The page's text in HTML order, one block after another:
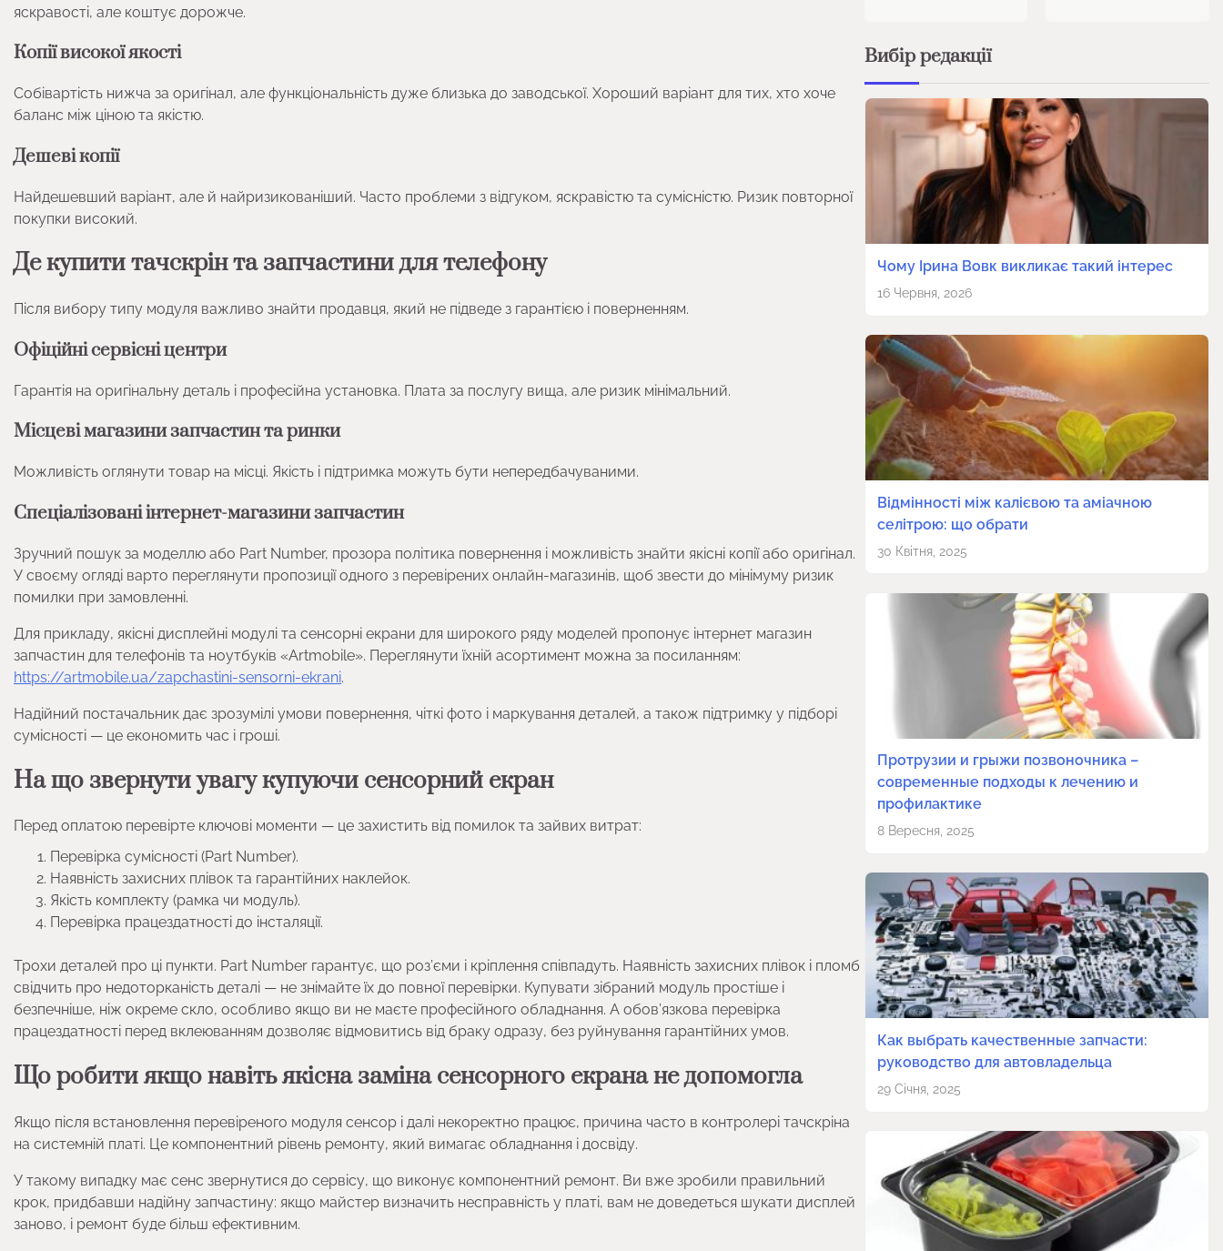
яскравості, але коштує дорожче.
Копії високої якості
Собівартість нижча за оригінал, але функціональність дуже близька до заводської. Хороший варіант для тих, хто хоче
баланс між ціною та якістю.
Дешеві копії
Найдешевший варіант, але й найризикованіший. Часто проблеми з відгуком, яскравістю та сумісністю. Ризик повторної
покупки високий.
Де купити тачскрін та запчастини для телефону
Після вибору типу модуля важливо знайти продавця, який не підведе з гарантією і поверненням.
Офіційні сервісні центри
Гарантія на оригінальну деталь і професійна установка. Плата за послугу вища, але ризик мінімальний.
Місцеві магазини запчастин та ринки
Можливість оглянути товар на місці. Якість і підтримка можуть бути непередбачуваними.
Спеціалізовані інтернет-магазини запчастин
Зручний пошук за моделлю або Part Number, прозора політика повернення і можливість знайти якісні копії або оригінал.
У своєму огляді варто переглянути пропозиції одного з перевірених онлайн-магазинів, щоб звести до мінімуму ризик
помилки при замовленні.
Для прикладу, якісні дисплейні модулі та сенсорні екрани для широкого ряду моделей пропонує інтернет магазин
запчастин для телефонів та ноутбуків «Artmobile». Переглянути їхній асортимент можна за посиланням:
https://artmobile.ua/zapchastini-sensorni-ekrani.
Надійний постачальник дає зрозумілі умови повернення, чіткі фото і маркування деталей, а також підтримку у підборі
сумісності — це економить час і гроші.
На що звернути увагу купуючи сенсорний екран
Перед оплатою перевірте ключові моменти — це захистить від помилок та зайвих витрат:
Перевірка сумісності (Part Number).
Наявність захисних плівок та гарантійних наклейок.
Якість комплекту (рамка чи модуль).
Перевірка працездатності до інсталяції.
Трохи деталей про ці пункти. Part Number гарантує, що роз’єми і кріплення співпадуть. Наявність захисних плівок і пломб
свідчить про недоторканість деталі — не знімайте їх до повної перевірки. Купувати зібраний модуль простіше і
безпечніше, ніж окреме скло, особливо якщо ви не маєте професійного обладнання. А обов’язкова перевірка
працездатності перед вклеюванням дозволяє відмовитись від браку одразу, без руйнування гарантійних умов.
Що робити якщо навіть якісна заміна сенсорного екрана не допомогла
Якщо після встановлення перевіреного модуля сенсор і далі некоректно працює, причина часто в контролері тачскріна
на системній платі. Це компонентний рівень ремонту, який вимагає обладнання і досвіду.
У такому випадку має сенс звернутися до сервісу, що виконує компонентний ремонт. Ви вже зробили правильний
крок, придбавши надійну запчастину: якщо майстер визначить несправність у платі, вам не доведеться шукати дисплей
заново, і ремонт буде більш ефективним.
Вибір редакції
Чому Ірина Вовк викликає такий інтерес
16 Червня, 2026
Відмінності між калієвою та аміачною
селітрою: що обрати
30 Квітня, 2025
Протрузии и грыжи позвоночника –
современные подходы к лечению и
профилактике
8 Вересня, 2025
Как выбрать качественные запчасти:
руководство для автовладельца
29 Січня, 2025